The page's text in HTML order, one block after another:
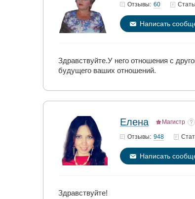
Отзывы: 60
Написать
Здравствуйте.У него отношения с
будущего ваших отношений.
Елена Магистр
Отзывы: 948
Написать
Здравствуйте!